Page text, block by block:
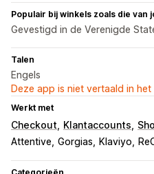
Populair bij winkels zoals die van
Gevestigd in de Verenigde
Talen
Engels
Deze app is niet vertaald in het
Werkt met
Checkout Klantaccounts
Attentive Gorgias Klaviyo